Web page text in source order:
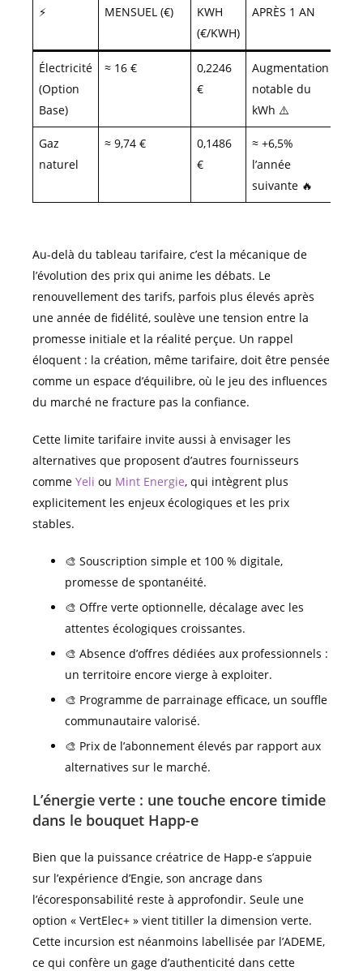
⚡️
MENSUEL (€)
KWH
(€/KWH)
APRÈS 1 AN
Électricité
(Option
Base)
≈ 16 €
0,2246
€
Augmentation
notable du
kWh ⚠️
Gaz
naturel
≈ 9,74 €
0,1486
€
≈ +6,5%
l’année
suivante 🔥
Au-delà du tableau tarifaire, c’est la mécanique de
l’évolution des prix qui anime les débats. Le
renouvellement des tarifs, parfois plus élevés après
une année de fidélité, soulève une tension entre la
promesse initiale et la réalité perçue. Un rappel
éloquent : la création, même tarifaire, doit être pensée
comme un espace d’équilibre, où le jeu des influences
du marché ne fracture pas la confiance.
Cette limite tarifaire invite aussi à envisager les
alternatives que proposent d’autres fournisseurs
comme Yeli ou Mint Energie, qui intègrent plus
explicitement les enjeux écologiques et les prix
stables.
🎨 Souscription simple et 100 % digitale,
promesse de spontanéité.
🎨 Offre verte optionnelle, décalage avec les
attentes écologiques croissantes.
🎨 Absence d’offres dédiées aux professionnels :
un territoire encore vierge à exploiter.
🎨 Programme de parrainage efficace, un souffle
communautaire valorisé.
🎨 Prix de l’abonnement élevés par rapport aux
alternatives sur le marché.
L’énergie verte : une touche encore timide
dans le bouquet Happ-e
Bien que la puissance créatrice de Happ-e s’appuie
sur l’expérience d’Engie, son ancrage dans
l’écoresponsabilité reste à approfondir. Seule une
option « VertElec+ » vient titiller la dimension verte.
Cette incursion est néanmoins labellisée par l’ADEME,
ce qui confère un gage d’authenticité dans cette